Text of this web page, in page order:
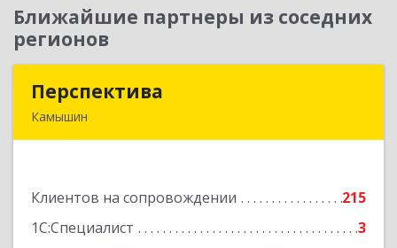
Ближайшие партнеры из соседних
регионов
Перспектива
Камышин
Клиентов на сопровождении
215
1С:Специалист
3
Подробнее